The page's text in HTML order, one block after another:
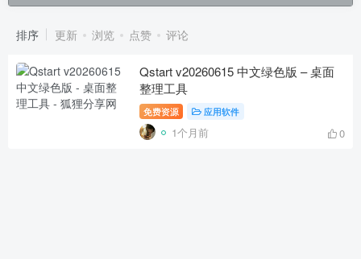
排序 更新 浏览 点赞 评论
Qstart v20260615 中文绿色版 – 桌面
整理工具
免费资源 应用软件
1个月前 0